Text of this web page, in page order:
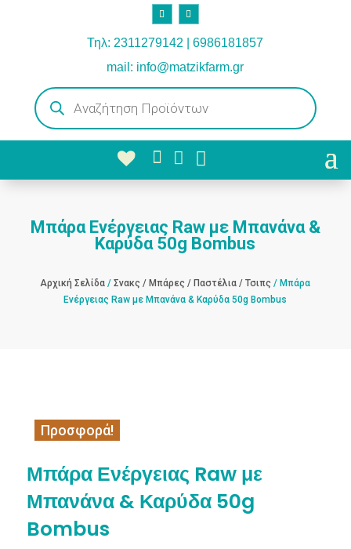
Τηλ: 2311279142 | 6986181857
mail: info@matzikfarm.gr
Products
search
  
Μπάρα Ενέργειας Raw με Μπανάνα &
Καρύδα 50g Bombus
Αρχική Σελίδα /Σνακς / Μπάρες / Παστέλια / Τσιπς / Μπάρα
Ενέργειας Raw με Μπανάνα & Καρύδα 50g Bombus
Προσφορά!
Μπάρα Ενέργειας Raw με
Μπανάνα & Καρύδα 50g
Bombus